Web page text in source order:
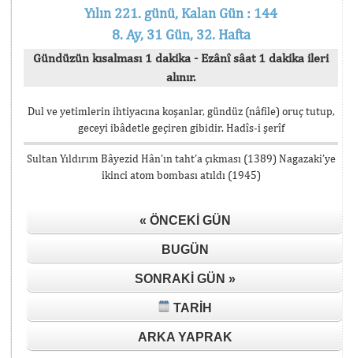
Yılın 221. günü, Kalan Gün : 144
8. Ay, 31 Gün, 32. Hafta
Gündüzün kısalması 1 dakika - Ezânî sâat 1 dakika ileri
alınır.
Dul ve yetimlerin ihtiyacına koşanlar, gündüz (nâfile) oruç tutup,
geceyi ibâdetle geçiren gibidir. Hadîs-i şerîf
Sultan Yıldırım Bâyezid Hân’ın taht’a çıkması (1389) Nagazaki’ye
ikinci atom bombası atıldı (1945)
« ÖNCEKI GÜN
BUGÜN
SONRAKI GÜN »
TARIH
ARKA YAPRAK